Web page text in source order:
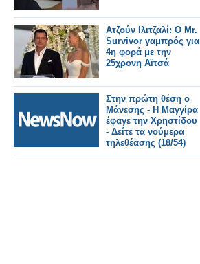
Ατζούν Ιλιτζαλί: Ο Mr.
Survivor γαμπρός για
4η φορά με την
25χρονη Αϊτσά
Στην πρώτη θέση ο
Μάνεσης - Η Μαγγίρα
έφαγε την Χρηστίδου
- Δείτε τα νούμερα
τηλεθέασης (18/54)
14/10/2023